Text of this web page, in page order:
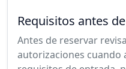
Requisitos antes
Antes de reservar
autorizaciones cuando